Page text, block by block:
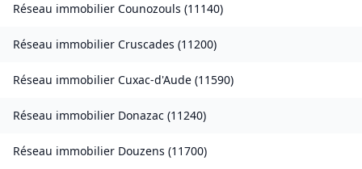
Réseau immobilier Counozouls (11140)
Réseau immobilier Cruscades (11200)
Réseau immobilier Cuxac-d'Aude (11590)
Réseau immobilier Donazac (11240)
Réseau immobilier Douzens (11700)